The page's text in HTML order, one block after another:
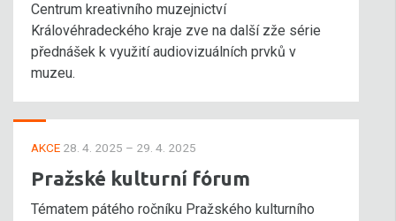
Centrum kreativního muzejnictví
Královéhradeckého kraje zve na další zže série
přednášek k využití audiovizuálních prvků v
muzeu.
AKCE 28. 4. 2025 – 29. 4. 2025
Pražské kulturní fórum
Tématem pátého ročníku Pražského kulturního